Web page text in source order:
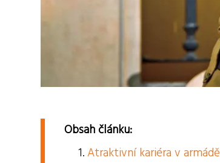
Obsah článku:
Atraktivní kariéra v armádě